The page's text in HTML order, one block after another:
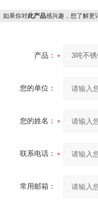
如果你对此产品感兴趣，想了解更
产品：
您的单位：
您的姓名：
联系电话：
常用邮箱：